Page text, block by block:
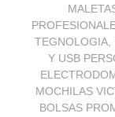
TEGNOLOGIA
Y USB
MOCHILAS
BOLSAS